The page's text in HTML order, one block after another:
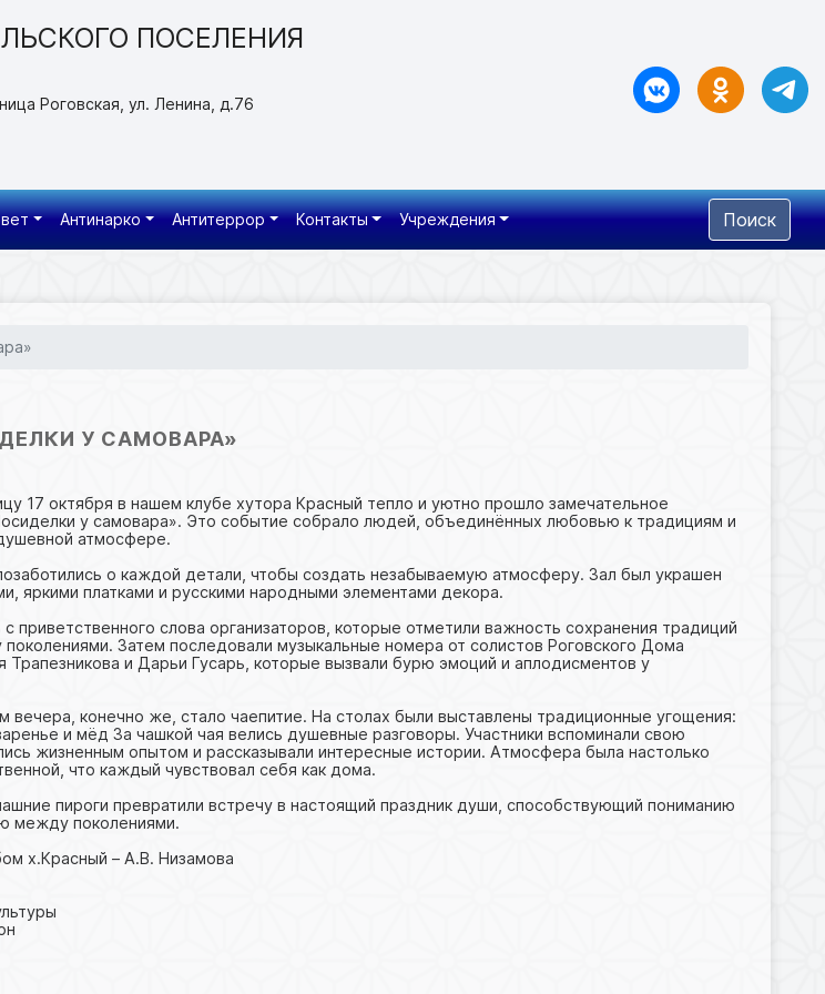
ПОСЕЛЕНИЯ
Роговская, ул. Ленина, д.76
Антинарко Антитеррор Контакты Учреждения Поиск
У САМОВАРА»
17 октября в нашем клубе хутора Красный тепло и уютно прошло замечательное
у самовара». Это событие собрало людей, объединённых любовью к традициям и
атмосфере.
о каждой детали, чтобы создать незабываемую атмосферу. Зал был украшен
яркими платками и русскими народными элементами декора.
с приветственного слова организаторов, которые отметили важность сохранения традиций
Затем последовали музыкальные номера от солистов Роговского Дома
Трапезникова и Дарьи Гусарь, которые вызвали бурю эмоций и аплодисментов у
вечера, конечно же, стало чаепитие. На столах были выставлены традиционные угощения:
и мёд За чашкой чая велись душевные разговоры. Участники вспоминали свою
жизненным опытом и рассказывали интересные истории. Атмосфера была настолько
что каждый чувствовал себя как дома.
пироги превратили встречу в настоящий праздник души, способствующий пониманию
между поколениями.
х.Красный – А.В. Низамова